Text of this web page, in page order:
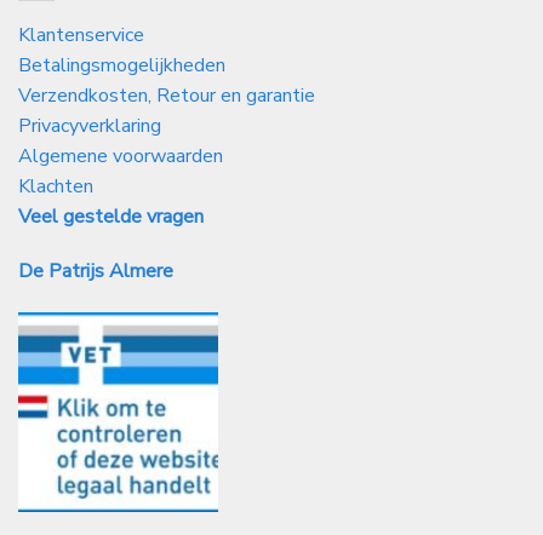
Klantenservice
Betalingsmogelijkheden
Verzendkosten, Retour en garantie
Privacyverklaring
Algemene voorwaarden
Klachten
Veel gestelde vragen
De Patrijs Almere